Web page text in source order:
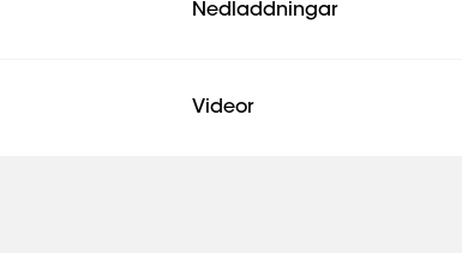
Nedladdningar
Videor